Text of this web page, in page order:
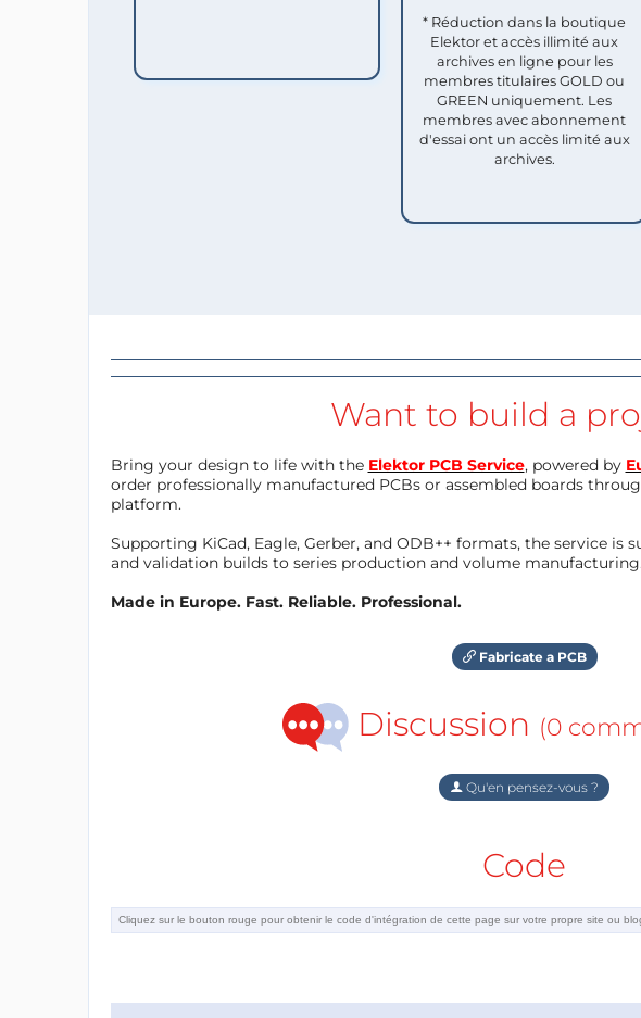
* Réduction dans la boutique
Elektor et accès illimité aux
archives en ligne pour les
membres titulaires GOLD ou
GREEN uniquement. Les
membres avec abonnement
d'essai ont un accès limité aux
archives.
Want to build a
Bring your design to life with the Elektor PCB Service, powered by
order professionally manufactured PCBs or assembled boards
platform.
Supporting KiCad, Eagle, Gerber, and ODB++ formats, the service
and validation builds to series production and volume
Made in Europe. Fast. Reliable. Professional.
Fabricate a PCB
Discussion (0
Qu'en pensez-vous ?
Code